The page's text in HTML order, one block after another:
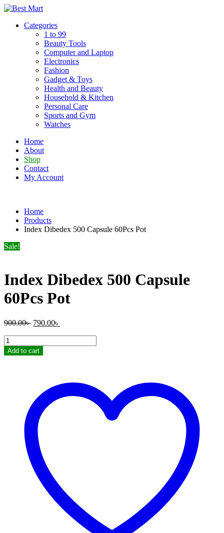
Skip
contentCategories
1 to 99
Beauty Tools
Computer and Laptop
Electronics
Fashion
Gadget & Toys
Health and Beauty
Household & Kitchen
Personal Care
Sports and Gym
Watches
Home
About
Shop
Contact
My Account
Home
Products
Index Dibedex 500 Capsule 60Pcs Pot
Sale!
Index Dibedex 500 Capsule
60Pcs Pot
900.00৳ Original
900.00৳ .
790.00৳
Index
Dibedex
500
Add to cart